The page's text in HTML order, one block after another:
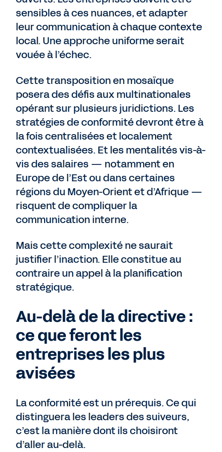
sensibles à ces nuances, et adapter
leur communication à chaque contexte
local. Une approche uniforme serait
vouée à l’échec.
Cette transposition en mosaïque
posera des défis aux multinationales
opérant sur plusieurs juridictions. Les
stratégies de conformité devront être à
la fois centralisées et localement
contextualisées. Et les mentalités vis-à-
vis des salaires — notamment en
Europe de l’Est ou dans certaines
régions du Moyen-Orient et d’Afrique —
risquent de compliquer la
communication interne.
Mais cette complexité ne saurait
justifier l’inaction. Elle constitue au
contraire un appel à la planification
stratégique.
Au-delà de la directive :
ce que feront les
entreprises les plus
avisées
La conformité est un prérequis. Ce qui
distinguera les leaders des suiveurs,
c’est la manière dont ils choisiront
d’aller au-delà.